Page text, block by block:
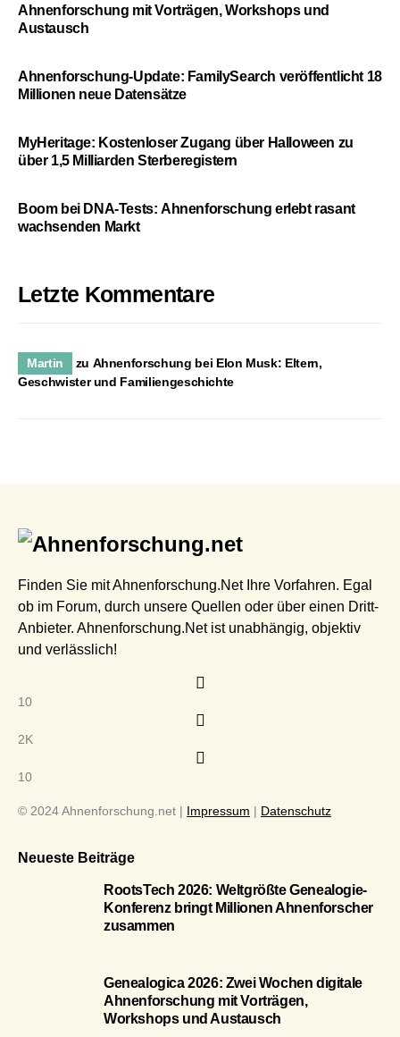
Ahnenforschung mit Vorträgen, Workshops und
Austausch
Ahnenforschung-Update: FamilySearch veröffentlicht 18
Millionen neue Datensätze
MyHeritage: Kostenloser Zugang über Halloween zu
über 1,5 Milliarden Sterberegistern
Boom bei DNA-Tests: Ahnenforschung erlebt rasant
wachsenden Markt
Letzte Kommentare
Martin zu Ahnenforschung bei Elon Musk: Eltern,
Geschwister und Familiengeschichte
Finden Sie mit Ahnenforschung.Net Ihre Vorfahren. Egal
ob im Forum, durch unsere Quellen oder über einen Dritt-
Anbieter. Ahnenforschung.Net ist unabhängig, objektiv
und verlässlich!
10
2K
10
© 2024 Ahnenforschung.net | Impressum | Datenschutz
Neueste Beiträge
RootsTech 2026: Weltgrößte Genealogie-
Konferenz bringt Millionen Ahnenforscher
zusammen
Genealogica 2026: Zwei Wochen digitale
Ahnenforschung mit Vorträgen,
Workshops und Austausch